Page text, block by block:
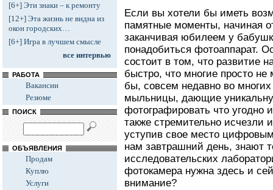
[6+] Эти знаки – к ремонту
[12+] Эта жизнь не видна из
окон городских…
[6+] Игра в лучшем смысле
все интервью
РАБОТА
Вакансии
Резюме
ПОИСК
ОБЪЯВЛЕНИЯ
Продам
Куплю
Услуги
Если вы хотели бы иметь
памятные моменты, начиная
заканчивая юбилеем у
понадобиться фотоаппарат.
состоит в том, что развитие
быстро, что многие просто не
бы, совсем недавно во
мыльницы, дающие
фотографировать что угодно
также стремительно исчезли
уступив свое место
нам завтрашний день, знают
исследовательских
фотокамера нужна здесь и
внимание?